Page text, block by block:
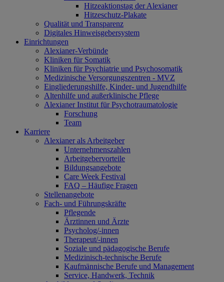
Hitzeaktionstag der Alexianer
Hitzeschutz-Plakate
Qualität und Transparenz
Digitales Hinweisgebersystem
Einrichtungen
Alexianer-Verbünde
Kliniken für Somatik
Kliniken für Psychiatrie und Psychosomatik
Medizinische Versorgungszentren - MVZ
Eingliederungshilfe, Kinder- und Jugendhilfe
Altenhilfe und außerklinische Pflege
Alexianer Institut für Psychotraumatologie
Forschung
Team
Karriere
Alexianer als Arbeitgeber
Unternehmenszahlen
Arbeitgebervorteile
Bildungsangebote
Care Week Festival
FAQ – Häufige Fragen
Stellenangebote
Fach- und Führungskräfte
Pflegende
Ärztinnen und Ärzte
Psycholog/-innen
Therapeut/-innen
Soziale und pädagogische Berufe
Medizinisch-technische Berufe
Kaufmännische Berufe und Management
Service, Handwerk, Technik